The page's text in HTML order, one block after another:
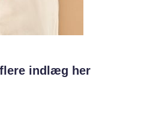
indlæg her